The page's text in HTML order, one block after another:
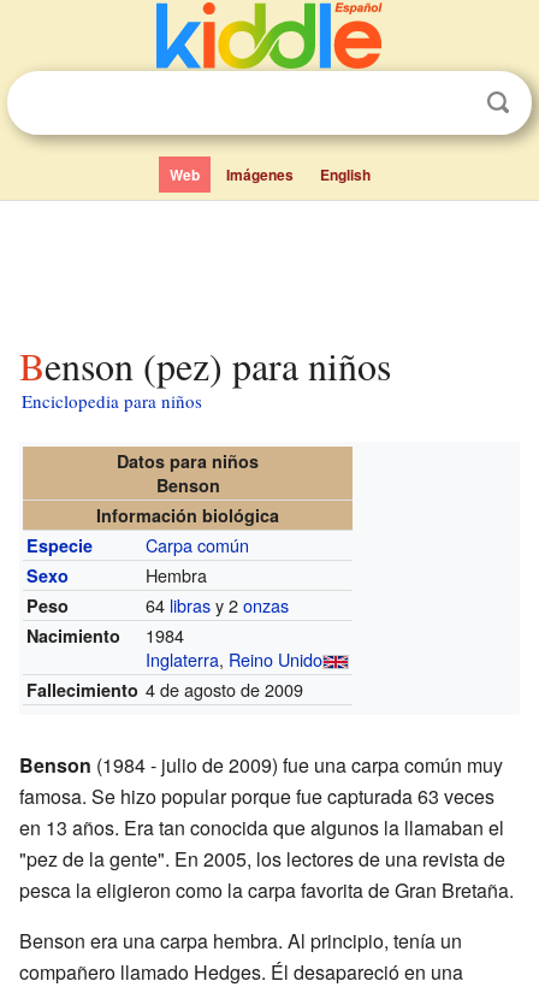
Web Imágenes English
Benson (pez) para niños
Enciclopedia para niños
Datos para niños
Benson
Información biológica
Especie
Carpa común
Sexo Hembra
Peso 64 librasy 2onzas
Nacimiento
1984
Inglaterra, Reino Unido
Fallecimiento 4 de agosto de 2009
Benson (1984 - julio de 2009) fue una carpa común muy
famosa. Se hizo popular porque fue capturada 63 veces
en 13 años. Era tan conocida que algunos la llamaban el
"pez de la gente". En 2005, los lectores de una revista de
pesca la eligieron como la carpa favorita de Gran Bretaña.
Benson era una carpa hembra. Al principio, tenía un
compañero llamado Hedges. Él desapareció en una